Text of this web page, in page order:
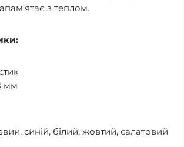
з теплом.
мм
синій, білий, жовтий, салатовий